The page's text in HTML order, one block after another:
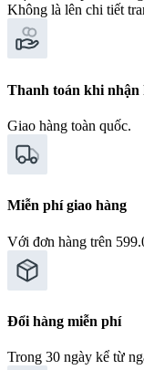
Không là lên chi tiết
Thanh toán khi nhận
Giao hàng toàn quốc.
Miễn phí giao hàng
Với đơn hàng trên
Đổi hàng miễn phí
Trong 30 ngày kể từ